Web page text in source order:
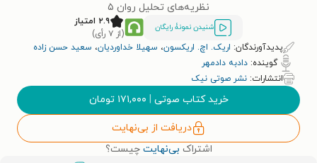
نظریه‌های تحلیل روان ۵
شنیدن نمونۀ رایگان
۲.۹ امتیاز
(از ۷ رأی)
پدیدآورندگان: اریک. اچ. اریکسون، سهیلا خداوردیان، سعید حسن زاده
گوینده: دادبه دادمهر
انتشارات: نشر صوتی نیک
خرید کتاب صوتی | ۱۷۱,۰۰۰ تومان
دریافت از بی‌نهایت
اشتراک بی‌نهایت چیست؟